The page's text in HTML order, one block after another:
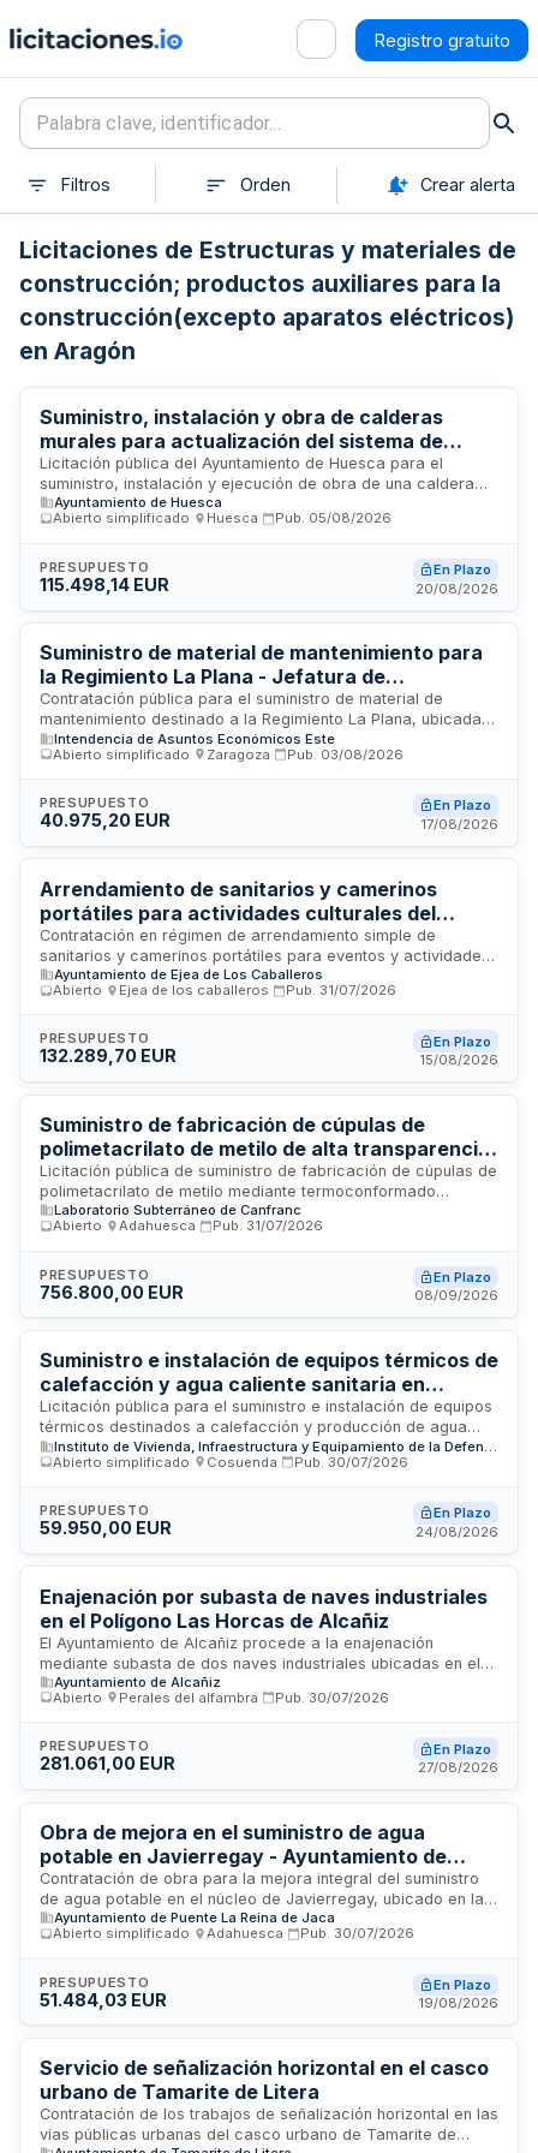
Registro gratuito
Filtros Orden Crear alerta
Licitaciones de Estructuras y materiales de
construcción; productos auxiliares para la
construcción(excepto aparatos eléctricos)
en Aragón
Suministro, instalación y obra de calderas
murales para actualización del sistema de
climatización y calentamiento de agua en
piscina cubierta municipal de Huesca
Licitación pública del Ayuntamiento de Huesca para el
suministro, instalación y ejecución de obra de una caldera
mural maestra y tres calderas murales esclavas destinadas
a modernizar el sistema existente de climatización y
municipal. El contrato incluye las adaptaciones y
modificaciones técnicas necesarias para la integración de
adjudicataria deberá ejecutar la totalidad de las
prestaciones conforme a las especificaciones técnicas
establecidas, presentando una única factura electrónica tras
la recepción positiva de los trabajos.
Ayuntamiento de Huesca
Abierto simplificado
Huesca Pub. 05/08/2026
PRESUPUESTO
115.498,14 EUR
En Plazo
20/08/2026
Suministro de material de mantenimiento para
la Regimiento La Plana - Jefatura de
Intendencia de Asuntos Económicos Este
Contratación pública para el suministro de material de
mantenimiento destinado a la Regimiento La Plana, ubicada
en Castellón. El contrato incluye materiales eléctricos,
fontanería, pinturas y ferretería general necesarios para las
administración contratante es la Jefatura de Intendencia de
Asuntos Económicos Este, dependiente de la Administración
noviembre de dos mil veintiséis, con entrega del material en
las instalaciones de la unidad en horario matinal.
Intendencia de Asuntos Económicos Este
Abierto simplificado
Zaragoza Pub. 03/08/2026
PRESUPUESTO
40.975,20 EUR
En Plazo
17/08/2026
Arrendamiento de sanitarios y camerinos
portátiles para actividades culturales del
Ayuntamiento de Ejea
Contratación en régimen de arrendamiento simple de
sanitarios y camerinos portátiles para eventos y actividades
culturales organizados por el Ayuntamiento de Ejea. El
servicio incluye suministro, transporte de instalación y
establecida. La ejecución se divide en lotes según
características específicas de cada evento, con ajuste a la
puntuales por razones organizativas, técnicas o de
seguridad.
Ayuntamiento de Ejea de Los Caballeros
Abierto
Ejea de los caballeros Pub. 31/07/2026
PRESUPUESTO
132.289,70 EUR
En Plazo
15/08/2026
Suministro de fabricación de cúpulas de
polimetacrilato de metilo de alta transparencia
ultravioleta por termoconformado para
fotomultiplicadores del experimento
Hyperkamiokande
Licitación pública de suministro de fabricación de cúpulas de
polimetacrilato de metilo mediante termoconformado
destinadas a cubiertas anti-implosión para
fotomultiplicadores de 20 pulgadas del experimento
mediante procedimiento abierto bajo regulación armonizada
y es responsabilidad del Consorcio LSC. El suministro incluye
ultravioleta importadas de país no comunitario, aplicándose
régimen de perfeccionamiento activo con suspensión de IVA
en la transformación.
Laboratorio Subterráneo de Canfranc
Abierto
Adahuesca Pub. 31/07/2026
PRESUPUESTO
756.800,00 EUR
En Plazo
08/09/2026
Suministro e instalación de equipos térmicos de
calefacción y agua caliente sanitaria en
viviendas del INVIED en el Área Territorial
Norte
Licitación pública para el suministro e instalación de equipos
térmicos destinados a calefacción y producción de agua
caliente sanitaria en viviendas gestionadas por el INVIED O.A.
en la Área Territorial Norte. El contrato se ejecutará mediante
de ejecución de doce meses. Los licitadores deberán
acreditar su solvencia económica, financiera y técnica, así
Empresas Clasificadas del Sector Público.
Abierto simplificado
Cosuenda Pub. 30/07/2026
PRESUPUESTO
59.950,00 EUR
En Plazo
24/08/2026
Enajenación por subasta de naves industriales
en el Polígono Las Horcas de Alcañiz
El Ayuntamiento de Alcañiz procede a la enajenación
mediante subasta de dos naves industriales ubicadas en el
Polígono Las Horcas, destinadas exclusivamente a uso
industrial. Se trata de dos naves de una sola planta,
cuadrados cada una, situadas en suelo urbano consolidado.
Los licitadores deberán presentar ofertas económicas,
cuantía. El pago deberá realizarse en los quince días
posteriores a la notificación de adjudicación.
Ayuntamiento de Alcañiz
Abierto
Perales del alfambra Pub. 30/07/2026
PRESUPUESTO
281.061,00 EUR
En Plazo
27/08/2026
Obra de mejora en el suministro de agua
potable en Javierregay - Ayuntamiento de
Puente la Reina de Jaca
Contratación de obra para la mejora integral del suministro
de agua potable en el núcleo de Javierregay, ubicado en la
provincia de Huesca. El proyecto incluye la instalación de
una planta de tratamiento de agua, sistemas de filtración y
para su funcionamiento. La ejecución requiere la
coordinación simultánea de diversas actividades
contratista. El procedimiento de selección utilizado es el
abierto simplificado con criterios de valoración basados en
la mejor relación calidad-precio.
Ayuntamiento de Puente La Reina de Jaca
Abierto simplificado
Adahuesca Pub. 30/07/2026
PRESUPUESTO
51.484,03 EUR
En Plazo
19/08/2026
Servicio de señalización horizontal en el casco
urbano de Tamarite de Litera
Contratación de los trabajos de señalización horizontal en las
vías públicas urbanas del casco urbano de Tamarite de